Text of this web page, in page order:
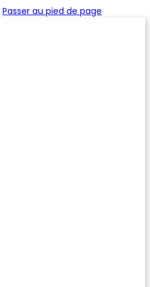
Passer au pied de page